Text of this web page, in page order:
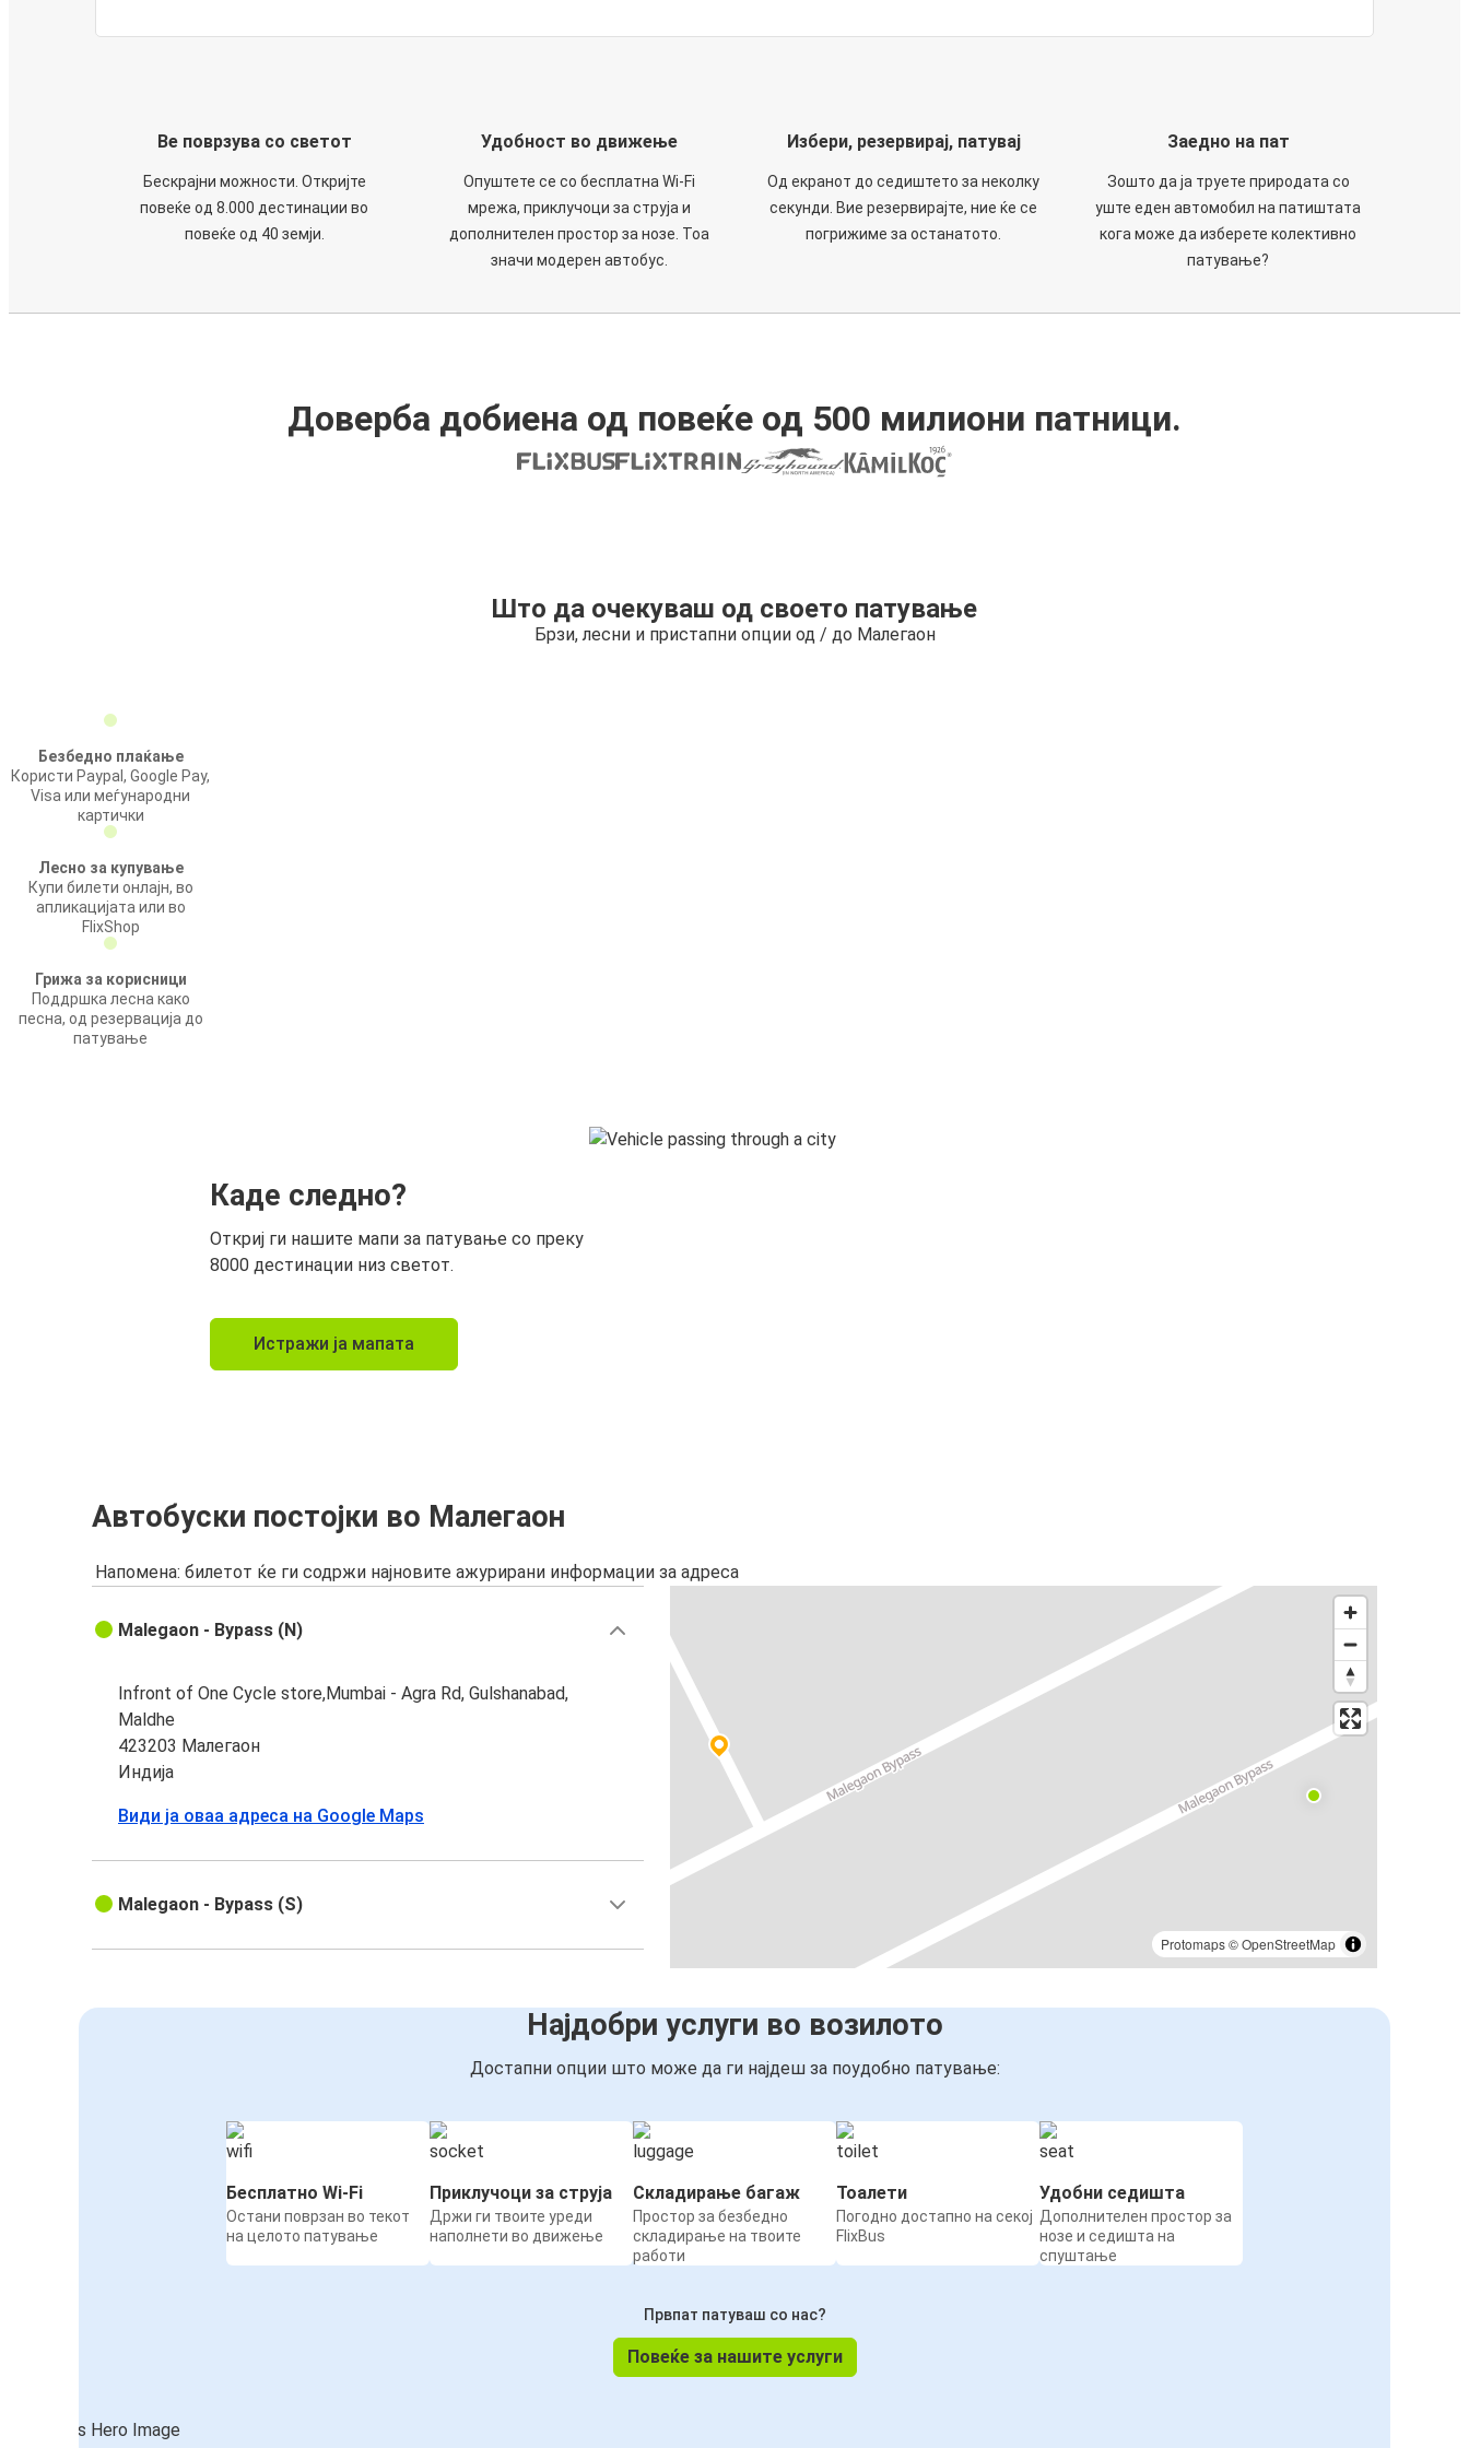
Ве поврзува со светот
Бескрајни можности. Откријте
повеќе од 8.000 дестинации во
повеќе од 40 земји.
Удобност во движење
Опуштете се со бесплатна Wi-Fi
мрежа, приклучоци за струја и
дополнителен простор за нозе. Тоа
значи модерен автобус.
Избери, резервирај, патувај
Од екранот до седиштето за неколку
секунди. Вие резервирајте, ние ќе се
погрижиме за останатото.
Заедно на пат
Зошто да ја труете природата со
уште еден автомобил на патиштата
кога може да изберете колективно
патување?
Доверба добиена од повеќе од 500 милиони патници.
Што да очекуваш од своето патување
Брзи, лесни и пристапни опции од / до Малегаон
Безбедно плаќање
Користи Paypal, Google Pay,
Visa или меѓународни
картички
Лесно за купување
Купи билети онлајн, во
апликацијата или во
FlixShop
Грижа за корисници
Поддршка лесна како
песна, од резервација до
патување
Каде следно?
Откриј ги нашите мапи за патување со преку
8000 дестинации низ светот.
Истражи ја мапата
Автобуски постојки во Малегаон
Напомена: билетот ќе ги содржи најновите ажурирани информации за адреса
Protomaps©OpenStreetMap
Malegaon - Bypass (N)
Infront of One Cycle store,Mumbai - Agra Rd, Gulshanabad,
Maldhe
423203 Малегаон
Индија
Види ја оваа адреса на Google Maps
Malegaon - Bypass (S)
Најдобри услуги во возилото
Достапни опции што може да ги најдеш за поудобно патување:
Бесплатно Wi-Fi
Остани поврзан во текот
на целото патување
Приклучоци за струја
Држи ги твоите уреди
наполнети во движење
Складирање багаж
Простор за безбедно
складирање на твоите
работи
Тоалети
Погодно достапно на секој
FlixBus
Удобни седишта
Дополнителен простор за
нозе и седишта на
спуштање
Првпат патуваш со нас?
Повеќе за нашите услуги